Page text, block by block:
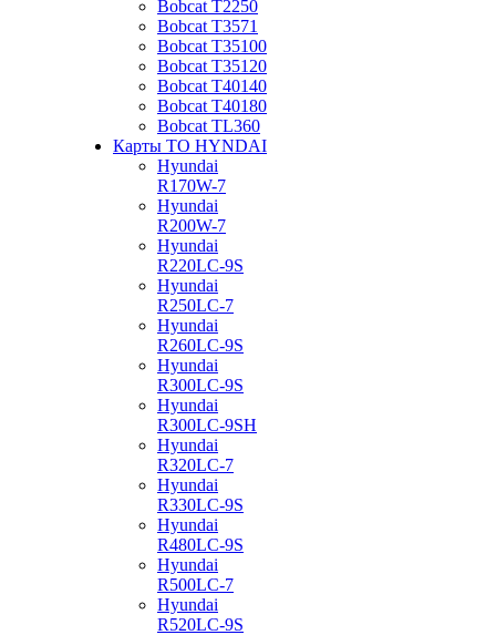
Bobcat Т2250
Bobcat Т3571
Bobcat Т35100
Bobcat Т35120
Bobcat Т40140
Bobcat Т40180
Bobcat ТL360
Карты ТО HYNDAI
Hyundai
R170W-7
Hyundai
R200W-7
Hyundai
R220LC-9S
Hyundai
R250LC-7
Hyundai
R260LC-9S
Hyundai
R300LC-9S
Hyundai
R300LC-9SH
Hyundai
R320LC-7
Hyundai
R330LC-9S
Hyundai
R480LC-9S
Hyundai
R500LC-7
Hyundai
R520LC-9S